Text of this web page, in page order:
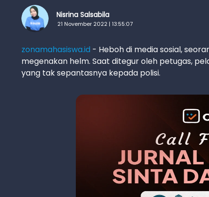
Nisrina Salsabila
21 November 2022 | 13:55:07
zonamahasiswa.id - Heboh di media sosial,
megenakan helm. Saat ditegur oleh petugas,
yang tak sepantasnya kepada polisi.